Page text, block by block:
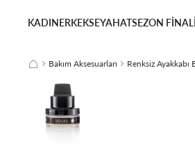
KADINERKEKSEYAHATSEZON FİNALİ
Bakım Aksesuarları Renksiz Ayakkabı